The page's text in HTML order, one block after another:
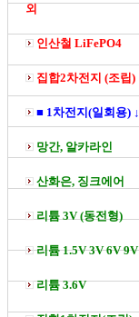
외
인산철 LiFePO4
집합2차전지 (조립)
■ 1차전지(일회용) ↓
망간, 알카라인
산화은, 징크에어
리튬 3V (동전형)
리튬 1.5V 3V 6V 9V
리튬 3.6V